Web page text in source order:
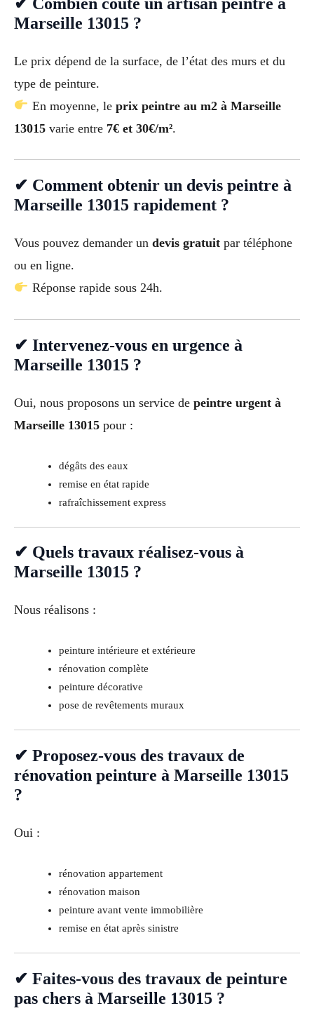
Marseille 13015 ?
Le prix dépend de la surface, de l’état des murs et du
type de peinture.
En moyenne, le prix peintre au m2 à Marseille
13015 varie entre 7€ et 30€/m².
✔ Comment obtenir un devis peintre à
Marseille 13015 rapidement ?
Vous pouvez demander un devis gratuit par téléphone
ou en ligne.
Réponse rapide sous 24h.
✔ Intervenez-vous en urgence à
Marseille 13015 ?
Oui, nous proposons un service de peintre urgent à
Marseille 13015 pour :
dégâts des eaux
remise en état rapide
rafraîchissement express
✔ Quels travaux réalisez-vous à
Marseille 13015 ?
Nous réalisons :
peinture intérieure et extérieure
rénovation complète
peinture décorative
pose de revêtements muraux
✔ Proposez-vous des travaux de
rénovation peinture à Marseille 13015
?
Oui :
rénovation appartement
rénovation maison
peinture avant vente immobilière
remise en état après sinistre
✔ Faites-vous des travaux de peinture
pas chers à Marseille 13015 ?